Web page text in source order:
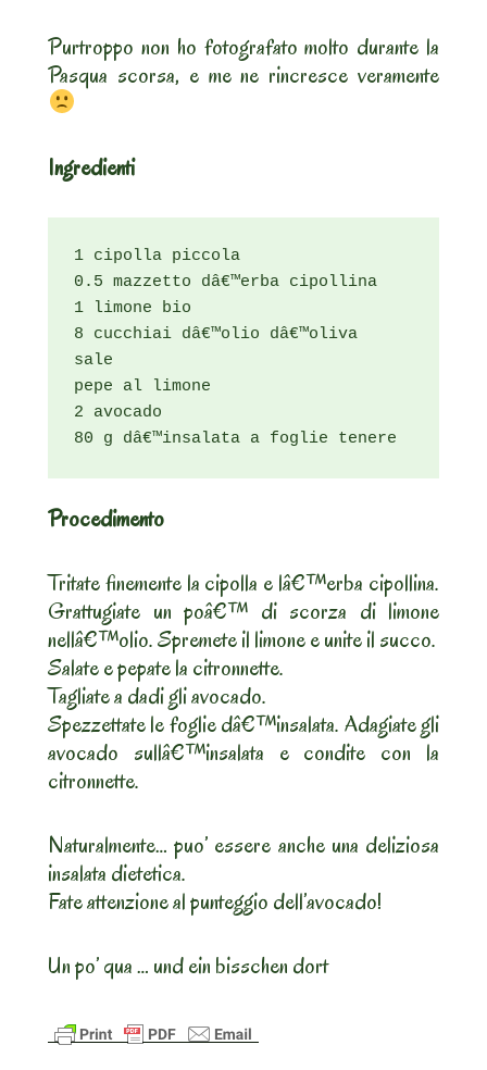
Purtroppo non ho fotografato molto durante la
Pasqua scorsa, e me ne rincresce veramente
Ingredienti
1 cipolla piccola
0.5 mazzetto dâ€™erba cipollina
1 limone bio
8 cucchiai dâ€™olio dâ€™oliva
sale
pepe al limone
2 avocado
80 g dâ€™insalata a foglie tenere
Procedimento
Tritate finemente la cipolla e lâ€™erba cipollina.
Grattugiate un poâ€™ di scorza di limone
nellâ€™olio. Spremete il limone e unite il succo.
Salate e pepate la citronnette.
Tagliate a dadi gli avocado.
Spezzettate le foglie dâ€™insalata. Adagiate gli
avocado sullâ€™insalata e condite con la
citronnette.
Naturalmente… puo’ essere anche una deliziosa
insalata dietetica.
Fate attenzione al punteggio dell’avocado!
Un po’ qua … und ein bisschen dort